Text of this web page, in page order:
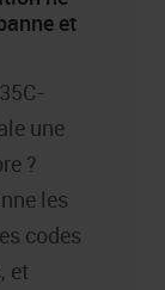
et
une
?
les
codes
et